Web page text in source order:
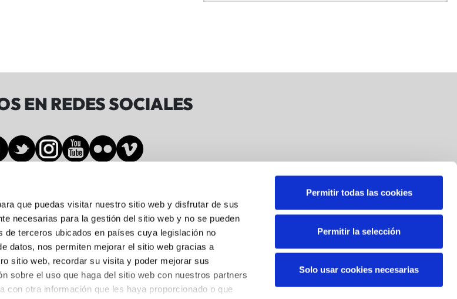
que puedas visitar nuestro sitio web y disfrutar de sus
necesarias para la gestión del sitio web y no se pueden
terceros ubicados en países cuya legislación no
datos, nos permiten mejorar el sitio web gracias a
sitio web, recordar su visita y poder mejorar sus
sobre el uso que haga del sitio web con nuestros partners
con otra información que les haya proporcionado o que
Permitir todas las cookies
Permitir la selección
Solo usar cookies necesarias
EN REDES SOCIALES
Diego López de Haro, 19-21
Bilbo, Bizkaia
Suscríbete a nuestra newsletter
Correo*
Al suscribirse, usted consiente el tratamiento de sus datos
personales. Sus datos serán tratados por BBK para el envío
de comunicaciones informativas y novedades que puedan